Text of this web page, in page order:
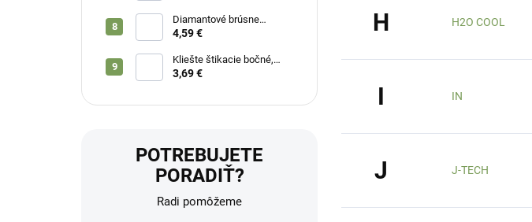
Diamantové brúsne
telieska, sada 30ks,
4,59 €
Kliešte štikacie bočné,
175mm, EXTOL CRAFT
3,69 €
POTREBUJETE
PORADIŤ?
Radi pomôžeme
H H2O COOL
I IN
J J-TECH